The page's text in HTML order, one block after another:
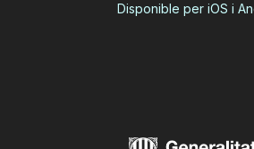
Disponible per iOS i